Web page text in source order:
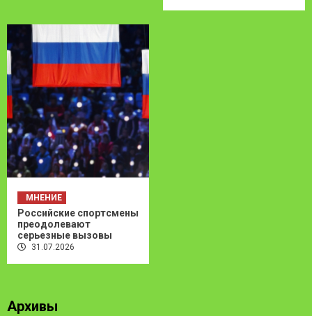
МНЕНИЕ
Российские спортсмены
преодолевают
серьезные вызовы
31.07.2026
Архивы